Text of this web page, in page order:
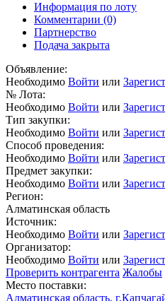
Информация по лоту
Комментарии (0)
Партнерство
Подача закрыта
Объявление:
Необходимо Войти или
№ Лота:
Необходимо Войти или
Тип закупки:
Необходимо Войти или
Способ проведения:
Необходимо Войти или
Предмет закупки:
Необходимо Войти или
Регион:
Алматинская область
Источник:
Необходимо Войти или
Организатор:
Необходимо Войти или
Проверить контрагента Жалобы
Место поставки:
Алматинская область,